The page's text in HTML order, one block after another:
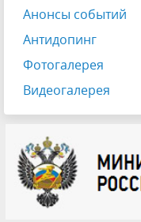
Анонсы событий
Антидопинг
Фотогалерея
Видеогалерея